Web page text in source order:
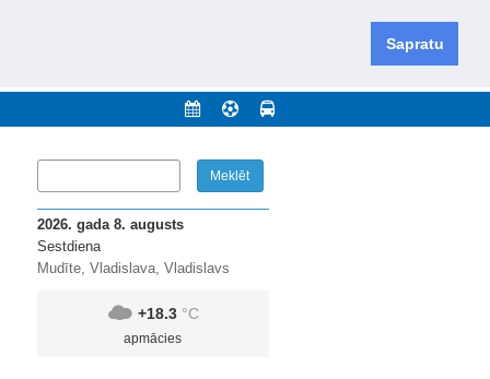
Sapratu
novadu un apkārtējos novadus un pilsētas.
2026. gada 8. augusts
Sestdiena
Mudīte, Vladislava, Vladislavs
+18.3 °C
apmācies